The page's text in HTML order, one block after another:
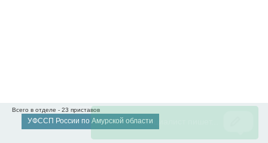
Всего в отделе - 23 приставов
УФССП России по Амурской области